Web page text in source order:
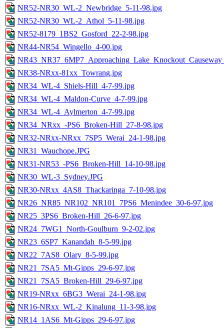
NR52-NR30_WL-2_Newbridge_5-11-98.jpg
NR52-NR30_WL-2_Athol_5-11-98.jpg
NR52-8179_1BS2_Gosford_22-2-98.jpg
NR44-NR54_Wingello_4-00.jpg
NR38-NRxx-81xx_Towrang.jpg
NR34_WL-4_Shiels-Hill_4-7-99.jpg
NR34_WL-4_Maldon-Curve_4-7-99.jpg
NR34_WL-4_Aylmerton_4-7-99.jpg
NR34_NRxx_-PS6_Broken-Hill_27-8-98.jpg
NR32-NRxx-NRxx_7SP5_Werai_24-1-98.jpg
NR31_Wauchope.JPG
NR31-NR53_-PS6_Broken-Hill_14-10-98.jpg
NR30_WL-3_Sydney.JPG
NR30-NRxx_4AS8_Thackaringa_7-10-98.jpg
NR26_NR85_NR102_NR101_7PS6_Menindee_30-6-97.jpg
NR25_3PS6_Broken-Hill_26-6-97.jpg
NR24_7WG1_North-Goulburn_9-2-02.jpg
NR23_6SP7_Kanandah_8-5-99.jpg
NR22_7AS8_Olary_8-5-99.jpg
NR21_7SA5_Mt-Gipps_29-6-97.jpg
NR21_7SA5_Broken-Hill_29-6-97.jpg
NR19-NRxx_6BG3_Werai_24-1-98.jpg
NR16-NRxx_WL-2_Kinalung_11-3-98.jpg
NR14_1AS6_Mt-Gipps_29-6-97.jpg